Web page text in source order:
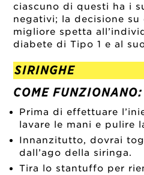
ciascuno di questi ha i
negativi; la decisione
migliore spetta
diabete di Tipo 1 e al
SIRINGHE
COME FUNZIONANO:
Prima di effettuare
lavare le mani e pulire
Innanzitutto, dovrai
dall’ago della siringa.
Tira lo stantuffo per